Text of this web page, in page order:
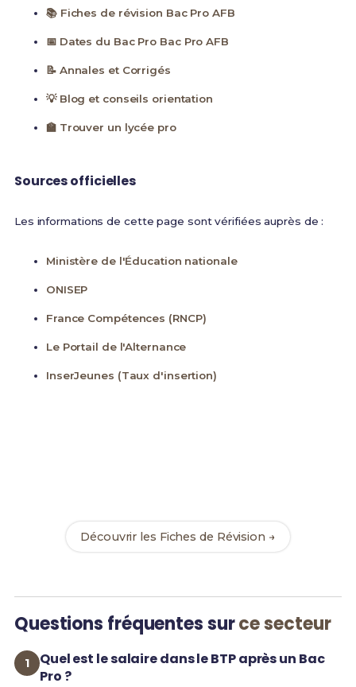
📚 Fiches de révision Bac Pro AFB
📅 Dates du Bac Pro Bac Pro AFB
📝 Annales et Corrigés
💡 Blog et conseils orientation
🏫 Trouver un lycée pro
Sources officielles
Les informations de cette page sont vérifiées auprès de :
Ministère de l'Éducation nationale
ONISEP
France Compétences (RNCP)
Le Portail de l'Alternance
InserJeunes (Taux d'insertion)
Découvrir les Fiches de Révision →
Questions fréquentes surce secteur
Quel est le salaire dans le BTP après un Bac
Pro ?